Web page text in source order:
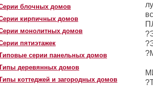
блочных домов
кирпичных домов
монолитных домов
пятиэтажек
серии панельных домов
деревянных домов
коттеджей и загородных домов